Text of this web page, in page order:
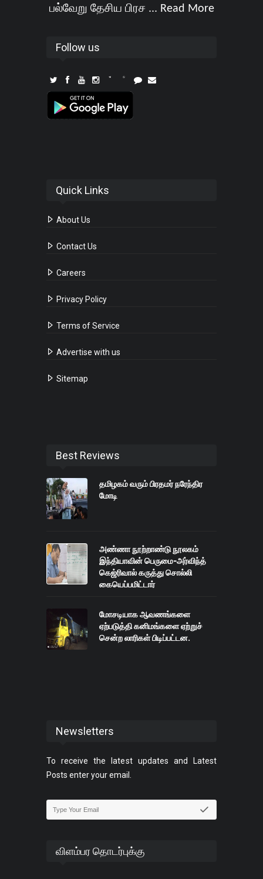
பல்வேறு தேசிய பிரச ... Read More
Follow us
Quick Links
About Us
Contact Us
Careers
Privacy Policy
Terms of Service
Advertise with us
Sitemap
Best Reviews
தமிழகம் வரும் பிரதமர் நரேந்திர
மோடி
அண்ணா நூற்றாண்டு நூலகம்
இந்தியாவின் பெருமை-அர்விந்த்
கெஜ்ரிவால் கருத்து சொல்லி
கையெப்பமிட்டார்
மோசடியாக ஆவணங்களை
ஏற்படுத்தி கனிமங்களை ஏற்றுச்
சென்ற லாரிகள் பிடிப்பட்டன.
Newsletters
To receive the latest updates and Latest
Posts enter your email.
விளம்பர தொடர்புக்கு